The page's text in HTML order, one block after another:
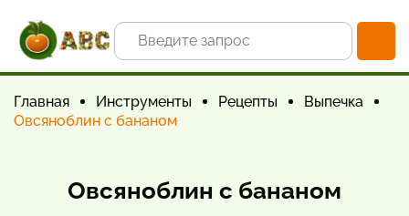
Главная Инструменты Рецепты
Выпечка
Овсяноблин с бананом
Овсяноблин с бананом